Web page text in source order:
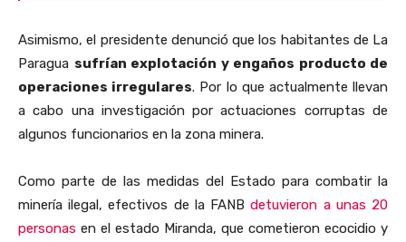
Asimismo, el presidente denunció que los habitantes de La
Paragua sufrían explotación y engaños producto de
operaciones irregulares. Por lo que actualmente llevan
a cabo una investigación por actuaciones corruptas de
algunos funcionarios en la zona minera.
Como parte de las medidas del Estado para combatir la
minería ilegal, efectivos de la FANBdetuvieron a unas 20
personas en el estado Miranda, que cometieron ecocidio y